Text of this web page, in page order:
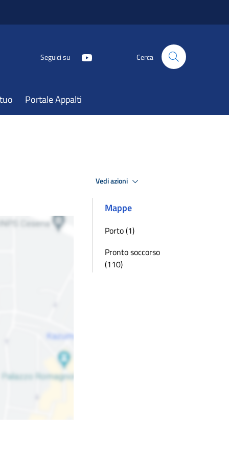
Seguici su Cerca
Portale Appalti
Vedi azioni
Mappe
Porto (1)
Pronto soccorso
(110)